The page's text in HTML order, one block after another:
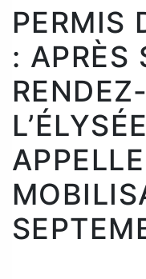
PERMIS
: APRÈS